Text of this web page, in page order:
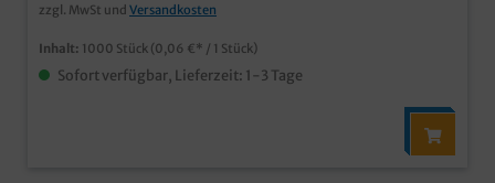
zzgl. MwSt und Versandkosten
Inhalt: 1000 Stück (0,06 €* / 1 Stück)
Sofort verfügbar, Lieferzeit: 1-3 Tage